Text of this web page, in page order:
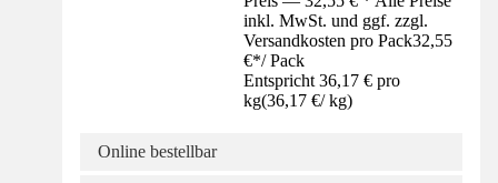
inkl. MwSt. und ggf. zzgl.
Versandkosten pro Pack32,55
€*/ Pack
Entspricht 36,17 € pro
kg(36,17 €/ kg)
Online bestellbar